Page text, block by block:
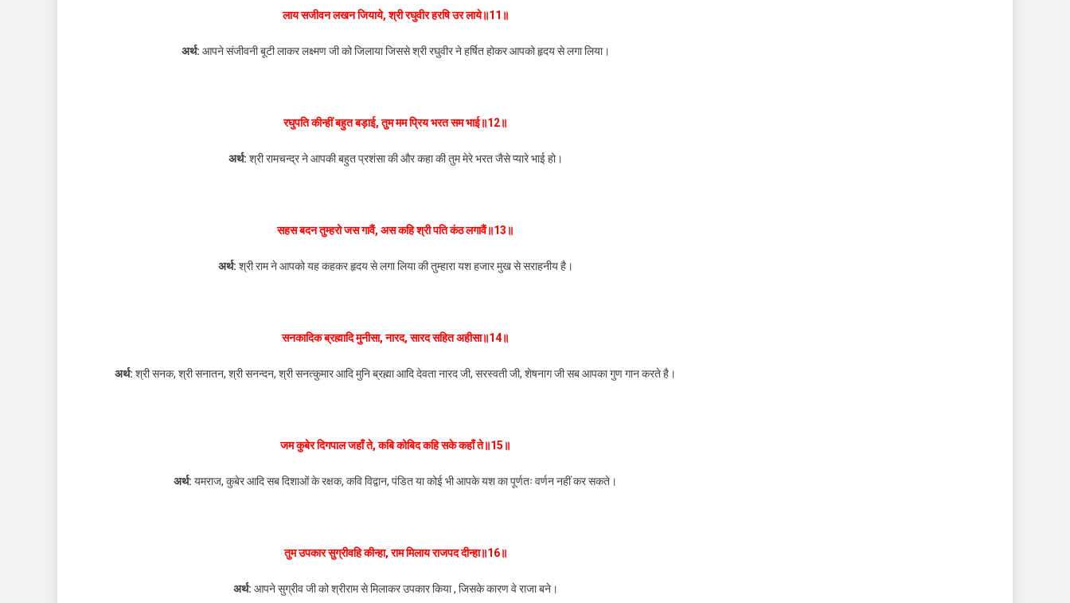
लाय सजीवन लखन जियाये, श्री रघुवीर हरषि उर लाये॥11॥
अर्थ: आपने संजीवनी बूटी लाकर लक्ष्मण जी को जिलाया जिससे श्री रघुवीर ने हर्षित होकर आपको हृदय से लगा लिया।
रघुपति कीन्हीं बहुत बड़ाई, तुम मम प्रिय भरत सम भाई॥12॥
अर्थ: श्री रामचन्द्र ने आपकी बहुत प्रशंसा की और कहा की तुम मेरे भरत जैसे प्यारे भाई हो।
सहस बदन तुम्हरो जस गावैं, अस कहि श्री पति कंठ लगावैं॥13॥
अर्थ: श्री राम ने आपको यह कहकर हृदय से लगा लिया की तुम्हारा यश हजार मुख से सराहनीय है।
सनकादिक ब्रह्मादि मुनीसा, नारद, सारद सहित अहीसा॥14॥
अर्थ: श्री सनक, श्री सनातन, श्री सनन्दन, श्री सनत्कुमार आदि मुनि ब्रह्मा आदि देवता नारद जी, सरस्वती जी, शेषनाग जी सब आपका गुण गान करते है।
जम कुबेर दिगपाल जहाँ ते, कबि कोबिद कहि सके कहाँ ते॥15॥
अर्थ: यमराज, कुबेर आदि सब दिशाओं के रक्षक, कवि विद्वान, पंडित या कोई भी आपके यश का पूर्णतः वर्णन नहीं कर सकते।
तुम उपकार सुग्रीवहि कीन्हा, राम मिलाय राजपद दीन्हा॥16॥
अर्थ: आपने सुग्रीव जी को श्रीराम से मिलाकर उपकार किया , जिसके कारण वे राजा बने।